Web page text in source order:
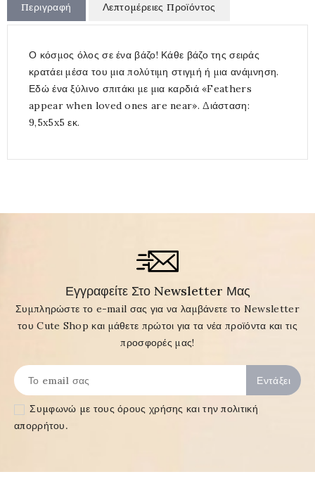
Περιγραφή Λεπτομέρειες Προϊόντος
Ο κόσμος όλος σε ένα βάζο! Κάθε βάζο της σειράς
κρατάει μέσα του μια πολύτιμη στιγμή ή μια ανάμνηση.
Εδώ ένα ξύλινο σπιτάκι με μια καρδιά «Feathers
appear when loved ones are near». Διάσταση:
9,5x5x5 εκ.
Εγγραφείτε Στο Newsletter Μας
Συμπληρώστε το e-mail σας για να λαμβάνετε το Newsletter
του Cute Shop και μάθετε πρώτοι για τα νέα προϊόντα και τις
προσφορές μας!
Συμφωνώ με τουςόρους χρήσης και την πολιτική
απορρήτου.